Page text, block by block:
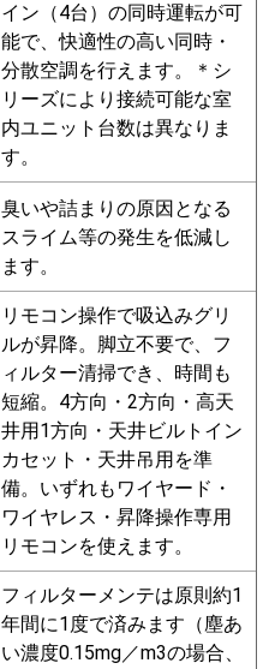
イン（4台）の同時運転が可
能で、快適性の高い同時・
分散空調を行えます。＊シ
リーズにより接続可能な室
内ユニット台数は異なりま
す。
臭いや詰まりの原因となる
スライム等の発生を低減し
ます。
リモコン操作で吸込みグリ
ルが昇降。脚立不要で、フ
ィルター清掃でき、時間も
短縮。4方向・2方向・高天
井用1方向・天井ビルトイン
カセット・天井吊用を準
備。いずれもワイヤード・
ワイヤレス・昇降操作専用
リモコンを使えます。
フィルターメンテは原則約1
年間に1度で済みます（塵あ
い濃度0.15mg／m3の場合、